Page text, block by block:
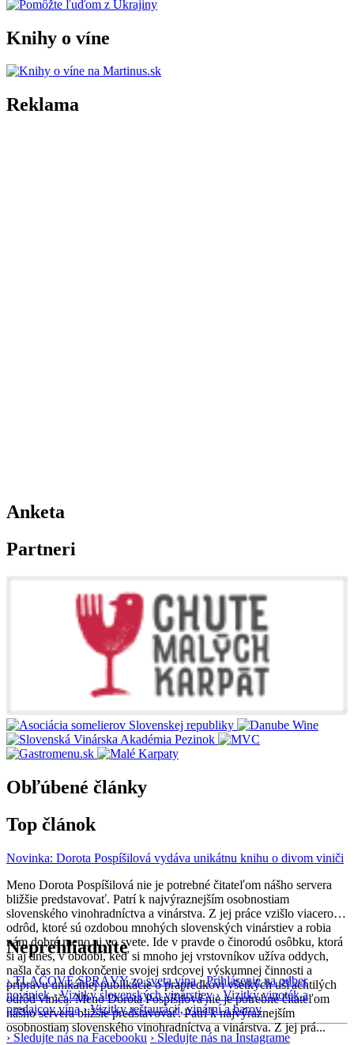
Knihy o víne
Reklama
Anketa
Partneri
Obľúbené články
Top článok
Novinka: Dorota Pospíšilová vydáva unikátnu knihu o divom viniči
Meno Dorota Pospíšilová nie je potrebné čitateľom nášho servera
bližšie predstavovať. Patrí k najvýraznejším osobnostiam
slovenského vinohradníctva a vinárstva. Z jej práce vzišlo viacero
odrôd, ktoré sú ozdobou mnohých slovenských vinárstiev a robia
nám dobré meno aj vo svete. Ide v pravde o činorodú osôbku, ktorá
si aj dnes, v období, keď si mnoho jej vrstovníkov užíva oddych,
našla čas na dokončenie svojej srdcovej výskumnej činnosti a
prípravu unikátnej publikácie o prapredkovi všetkých ušľachtilých
odrôd viniča. Meno Dorota Pospíšilová nie je potrebné čitateľom
nášho servera bližšie predstavovať. Patrí k najvýraznejším
osobnostiam slovenského vinohradníctva a vinárstva. Z jej prá...
Neprehliadnite
› TLAČOVÉ SPRÁVY zo sveta vína › Prihlásenie na odber
noviniek › Vizitky slovenských vinárstiev › Vizitky vinoték a
predajcov vína › Vizitky reštaurácií, vinární a barov
› Sledujte nás na Facebooku › Sledujte nás na Instagrame